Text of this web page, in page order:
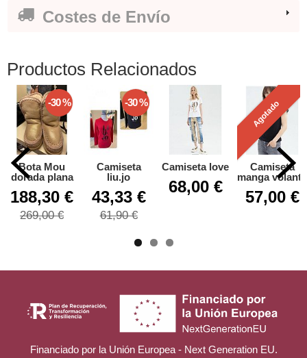
Costes de Envío
Productos Relacionados
-30 %
Bota Mou
dorada plana
188,30 €
269,00 €
-30 %
Camiseta
liu.jo
43,33 €
61,90 €
Camiseta love
68,00 €
Agotado
Camiseta
manga volante
57,00 €
Financiado por la Unión Europea - Next Generation EU.